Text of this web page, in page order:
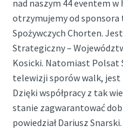
nad naszym 44 eventem
otrzymujemy od
Spożywczych Chorten.
Strategiczny –
Kosicki. Natomiast Polsat
telewizji sporów walk,
Dzięki współpracy z tak
stanie zagwarantować
powiedział Dariusz Snarski.